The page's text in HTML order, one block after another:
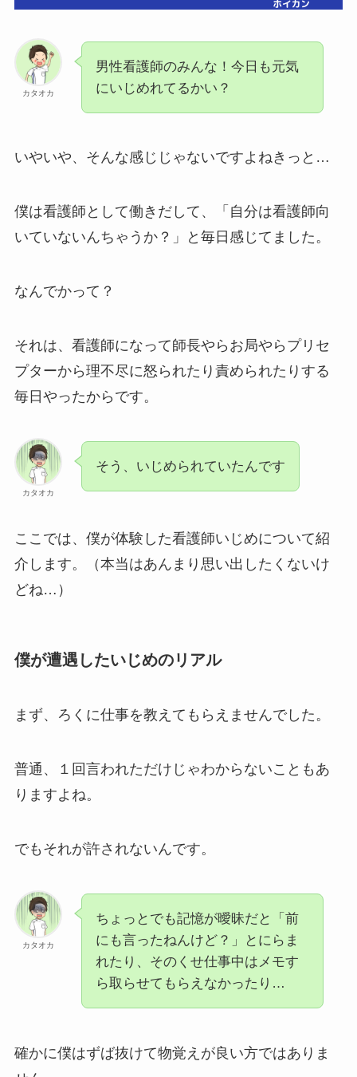
カタオカ
男性看護師のみんな！今日も元気
にいじめれてるかい？
いやいや、そんな感じじゃないですよねきっと…
僕は看護師として働きだして、「自分は看護師向
いていないんちゃうか？」と毎日感じてました。
なんでかって？
それは、看護師になって師長やらお局やらプリセ
プターから理不尽に怒られたり責められたりする
毎日やったからです。
カタオカ
そう、いじめられていたんです
ここでは、僕が体験した看護師いじめについて紹
介します。（本当はあんまり思い出したくないけ
どね…）
僕が遭遇したいじめのリアル
まず、ろくに仕事を教えてもらえませんでした。
普通、１回言われただけじゃわからないこともあ
りますよね。
でもそれが許されないんです。
カタオカ
ちょっとでも記憶が曖昧だと「前
にも言ったねんけど？」とにらま
れたり、そのくせ仕事中はメモす
ら取らせてもらえなかったり…
確かに僕はずば抜けて物覚えが良い方ではありま